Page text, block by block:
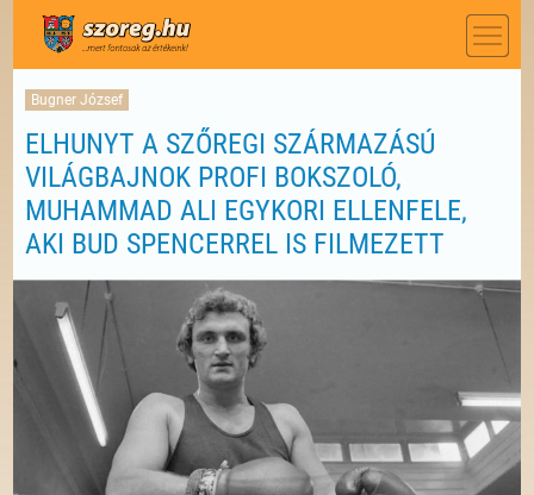
Bugner József
ELHUNYT A SZŐREGI SZÁRMAZÁSÚ
VILÁGBAJNOK PROFI BOKSZOLÓ,
MUHAMMAD ALI EGYKORI ELLENFELE,
AKI BUD SPENCERREL IS FILMEZETT